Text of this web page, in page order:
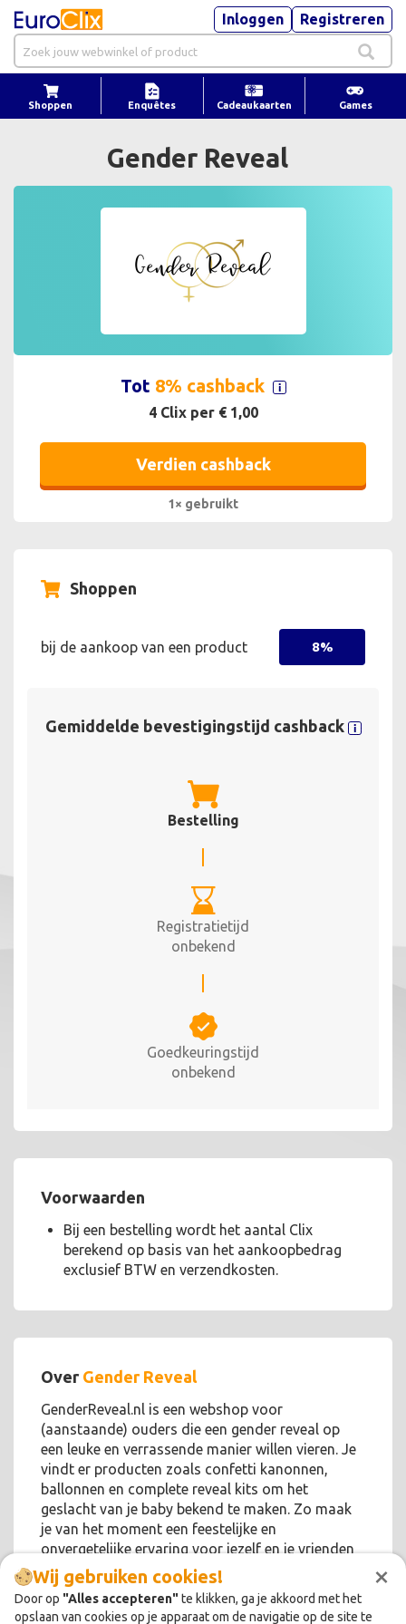
Inloggen Registreren
Shoppen Enquêtes Cadeaukaarten Games
×
Wij gebruiken cookies!
Door op "Alles accepteren"te klikken, ga je akkoord met het
opslaan van cookies op je apparaat om de navigatie op de site te
Gender Reveal
Tot 8% cashback
4 Clix per € 1,00
Verdien cashback
1× gebruikt
Shoppen
bij de aankoop van een product 8%
Gemiddelde bevestigingstijd cashback
Bestelling
Registratietijd
onbekend
Goedkeuringstijd
onbekend
Voorwaarden
Bij een bestelling wordt het aantal Clix
berekend op basis van het aankoopbedrag
exclusief BTW en verzendkosten.
Over Gender Reveal
GenderReveal.nl is een webshop voor
(aanstaande) ouders die een gender reveal op
een leuke en verrassende manier willen vieren. Je
vindt er producten zoals confetti kanonnen,
ballonnen en complete reveal kits om het
geslacht van je baby bekend te maken. Zo maak
je van het moment een feestelijke en
onvergetelijke ervaring voor jezelf en je vrienden
en familie.